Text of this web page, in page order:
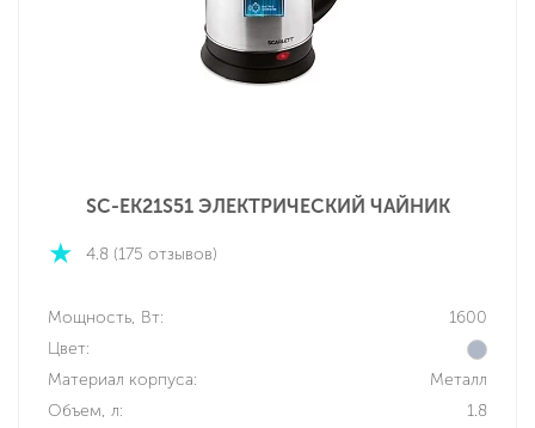
SC-EK21S51 ЭЛЕКТРИЧЕСКИЙ ЧАЙНИК
4.8 (175 отзывов)
Мощность, Вт:
1600
Цвет:
Материал корпуса:
Металл
Объем, л:
1.8